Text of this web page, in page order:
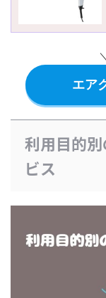
エア
利用目的
ビス